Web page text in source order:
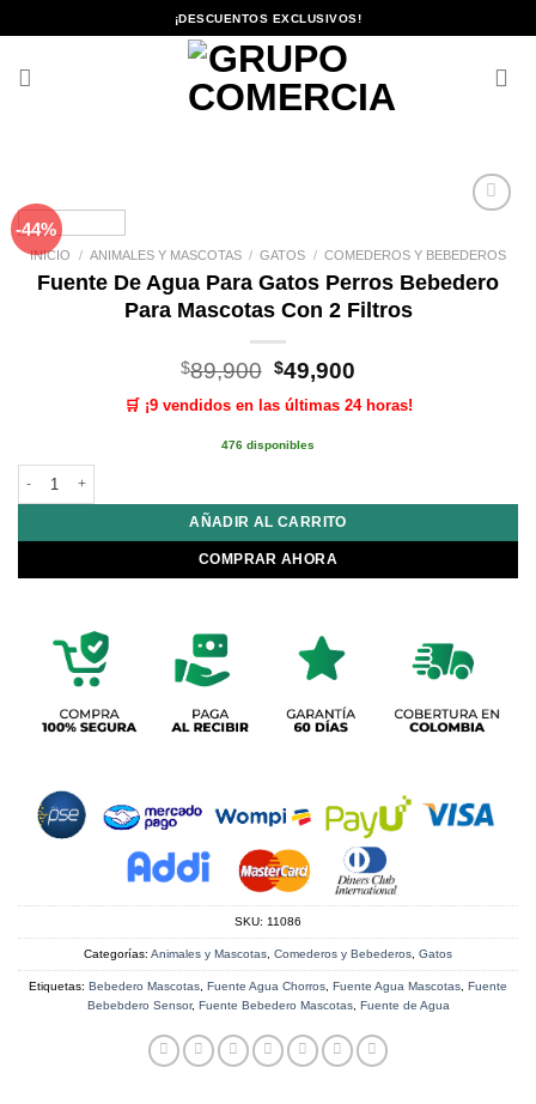
al
¡DESCUENTOS EXCLUSIVOS!
-44%
lista de
deseos
INICIO / ANIMALES Y MASCOTAS / GATOS / COMEDEROS Y BEBEDEROS
Fuente De Agua Para Gatos Perros Bebedero
Para Mascotas Con 2 Filtros
$89,900 El
precio
original
era:
$49,900
actual
🛒 ¡9 vendidos en las últimas 24 horas!
476 disponibles
Fuente De Agua Para Gatos Perros Bebedero Para Mascotas Con 2 Filtros
AÑADIR AL CARRITO
COMPRAR AHORA
SKU: 11086
Categorías: Animales y Mascotas, Comederos y Bebederos, Gatos
Etiquetas: Bebedero Mascotas, Fuente Agua Chorros, Fuente Agua Mascotas, Fuente
Bebebdero Sensor, Fuente Bebedero Mascotas, Fuente de Agua